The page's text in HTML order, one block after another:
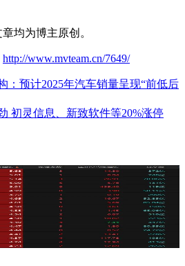
均为博主原创。
http://www.mvteam.cn/7649/
：预计2025年汽车销量呈现“前低后
初灵信息、新致软件等20%涨停